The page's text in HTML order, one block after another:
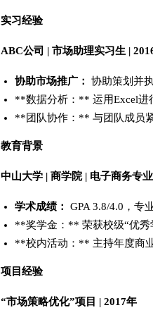
实习经验
ABC公司 | 市场助理实习生 |
协助市场推广：
协助策划并
**数据分析：** 运用Excel进
**团队协作：** 与团队成员
教育背景
中山大学 | 商学院 | 电子商务专
学术成绩：
GPA 3.8/4.0，专
**奖学金：** 荣获校级“优秀
**校内活动：** 主持年度商
项目经验
“市场策略优化”项目 | 2017年